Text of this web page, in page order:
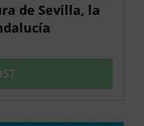
de Sevilla, la